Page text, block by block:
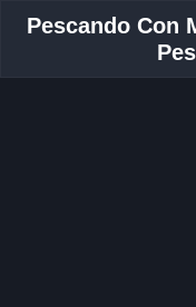
Pescando Con